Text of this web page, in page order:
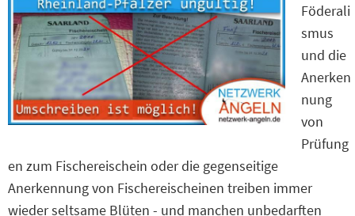
Föderali
smus
und die
Anerken
nung
von
Prüfung
en zum Fischereischein oder die gegenseitige
Anerkennung von Fischereischeinen treiben immer
wieder seltsame Blüten - und manchen unbedarften